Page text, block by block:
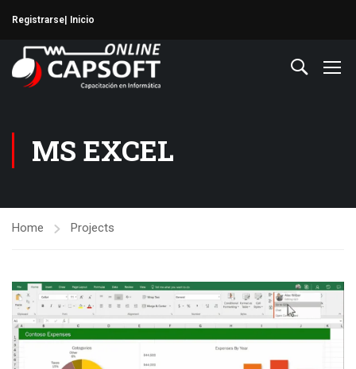
Registrarse | Inicio
MS EXCEL
Home Projects